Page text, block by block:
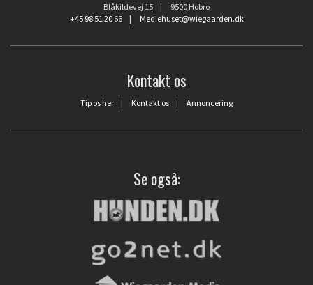
Blåkildevej 15 | 9500 Hobro
+45 98 51 20 66| Mediehuset@wiegaarden.dk
Kontakt os
Tip os her | Kontakt os | Annoncering
Se også: